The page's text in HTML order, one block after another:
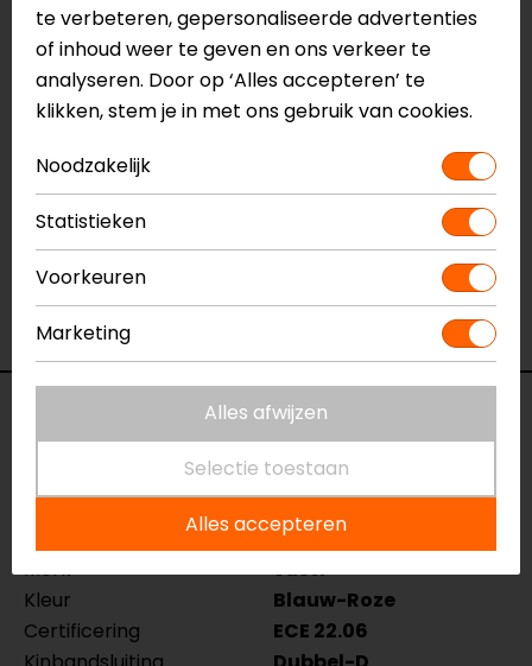
Dubbel D sluiting
Wordt geleverd met: peak extensie en helm tas
Meer informatie nodig?
Neem dancontact
met ons op of kom langs in één
vanonze winkelsin Breda, Capelle aan den IJssel,
Eindhoven, Vianen of Apeldoorn. In de winkels kun je
het product bekijken & passen en staan onze
verkoopmedewerkers voor je klaar met advies.
Bekijk onze andere
J39 Thruster
171601
Merk
Just1
Kleur
Blauw-Roze
Certificering
ECE 22.06
te verbeteren, gepersonaliseerde advertenties
of inhoud weer te geven en ons verkeer te
analyseren. Door op ‘Alles accepteren’ te
klikken, stem je in met ons gebruik van cookies.
Noodzakelijk
Statistieken
Voorkeuren
Marketing
Alles afwijzen
Selectie toestaan
Alles accepteren